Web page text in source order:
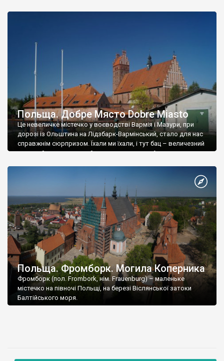
Польща. Добре Място Dobre Miasto
Це невеличке містечко у воєводстві Вармія і Мазури, при
дорозі із Ольштина на Лідзбарк-Вармінський, стало для нас
справжнім сюрпризом. Їхали ми їхали, і тут бац – величезний
готичний храм, оточений високими мурами. А навколо ще
Польща. Фромборк. Могила Коперника
Фромборк (пол. Frombork, нім. Frauenburg) – маленьке
містечко на півночі Польщі, на березі Віслянської затоки
Балтійського моря.